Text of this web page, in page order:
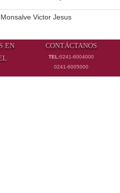
Victor Jesus
Miguel
Gabache Javier Arturo
EN
CONTÁCTANOS
TEL:0241-6004000
0241-6005000